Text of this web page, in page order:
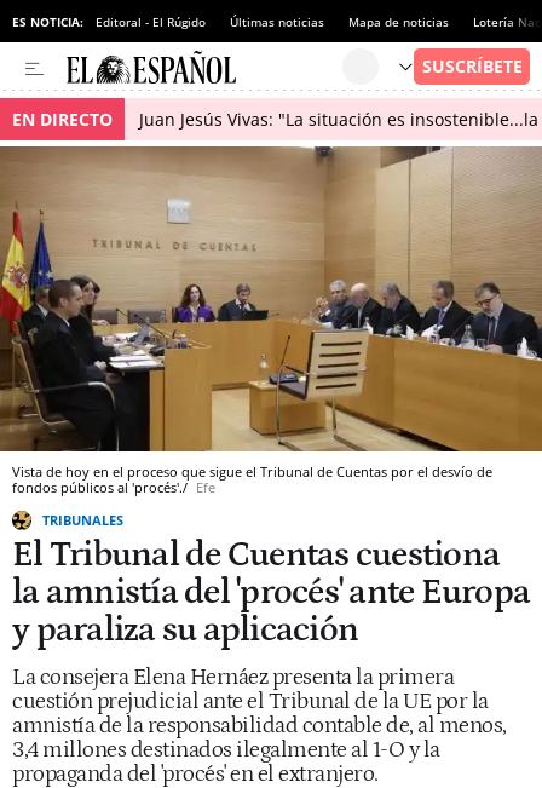
ES NOTICIA: Editoral - El Rúgido Últimas noticias Mapa de noticias Lotería
EN DIRECTO Juan Jesús Vivas: "La situación es
Vista de hoy en el proceso que sigue el Tribunal de Cuentas por el desvío de
fondos públicos al 'procés'./ Efe
TRIBUNALES
El Tribunal de Cuentas cuestiona
la amnistía del 'procés' ante Europa
y paraliza su aplicación
La consejera Elena Hernáez presenta la primera
cuestión prejudicial ante el Tribunal de la UE por la
amnistía de la responsabilidad contable de, al menos,
3,4 millones destinados ilegalmente al 1-O y la
propaganda del 'procés' en el extranjero.